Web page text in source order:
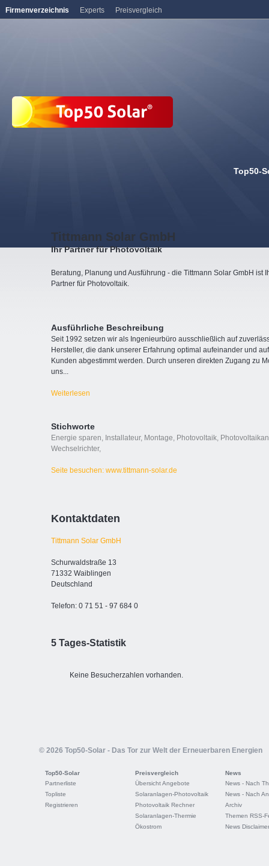
Top50-
Tittmann Solar GmbH
Ihr Partner für Photovoltaik
Beratung, Planung und Ausführung - die Tittmann Solar GmbH ist
Partner für Photovoltaik.
Ausführliche Beschreibung
Seit 1992 setzen wir als Ingenieurbüro ausschließlich auf
Hersteller, die dank unserer Erfahrung optimal aufeinander und
Kunden abgestimmt werden. Durch unseren direkten Zugang zu
uns...
Weiterlesen
Stichworte
Energie sparen, Installateur, Montage, Photovoltaik,
Wechselrichter,
Seite besuchen: www.tittmann-solar.de
Kontaktdaten
Tittmann Solar GmbH
Schurwaldstraße 13
71332 Waiblingen
Deutschland
Telefon: 0 71 51 - 97 684 0
5 Tages-Statistik
Keine Besucherzahlen vorhanden.
© 2026 Top50-Solar - Das Tor zur Welt der Erneuerbaren Energien
Top50-Solar
Partnerliste
Topliste
Registrieren
Preisvergleich
Übersicht Angebote
Solaranlagen-Photovoltaik
Photovoltaik Rechner
Solaranlagen-Thermie
Ökostrom
News
News - Nach
News - Nach
Archiv
Themen RSS-
News Disclaimer
Firmenverzeichnis Experts Preisvergleich